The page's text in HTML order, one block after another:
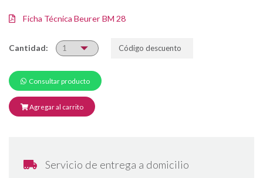
Ficha Técnica Beurer BM 28
Cantidad:
Consultar producto
Agregar al carrito
Servicio de entrega a domicilio